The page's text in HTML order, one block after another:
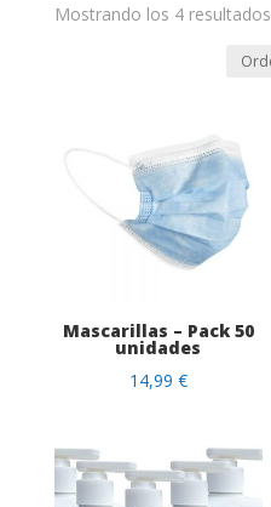
Mostrando los 4 resultados
Mascarillas – Pack 50
unidades
14,99 €